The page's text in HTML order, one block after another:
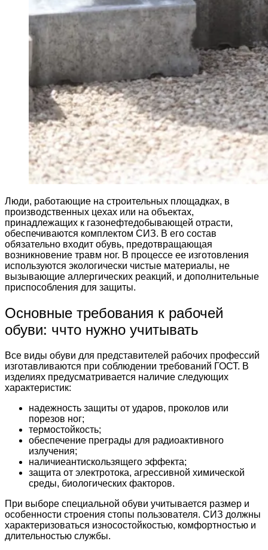
Люди, работающие на строительных площадках, в
производственных цехах или на объектах,
принадлежащих к газонефтедобывающей отрасти,
обеспечиваются комплектом СИЗ. В его состав
обязательно входит обувь, предотвращающая
возникновение травм ног. В процессе ее изготовления
используются экологически чистые материалы, не
вызывающие аллергических реакций, и дополнительные
приспособления для защиты.
Основные требования к рабочей
обуви: ччто нужно учитывать
Все виды обуви для представителей рабочих профессий
изготавливаются при соблюдении требований ГОСТ. В
изделиях предусматривается наличие следующих
характеристик:
надежность защиты от ударов, проколов или
порезов ног;
термостойкость;
обеспечение преграды для радиоактивного
излучения;
наличиеантискользящего эффекта;
защита от электротока, агрессивной химической
среды, биологических факторов.
При выборе специальной обуви учитывается размер и
особенности строения стопы пользователя. СИЗ должны
характеризоваться износостойкостью, комфортностью и
длительностью службы.